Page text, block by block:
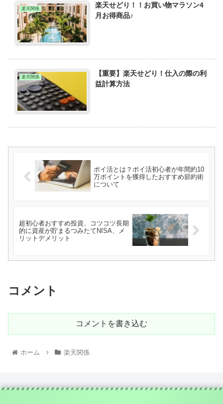
楽天関係
楽天せどり！！お買い物マラソン4
月お得商品♪
楽天関係
【重要】楽天せどり！仕入の際の利
益計算方法
ポイ活とは？ポイ活初心者が年間約10
万ポイントを獲得したおすすめ節約術
について
超初心者おすすめ投資、コツコツ長期
的に資産が貯まるつみたてNISA、メ
リットデメリット
コメント
コメントを書き込む
ホーム 楽天関係